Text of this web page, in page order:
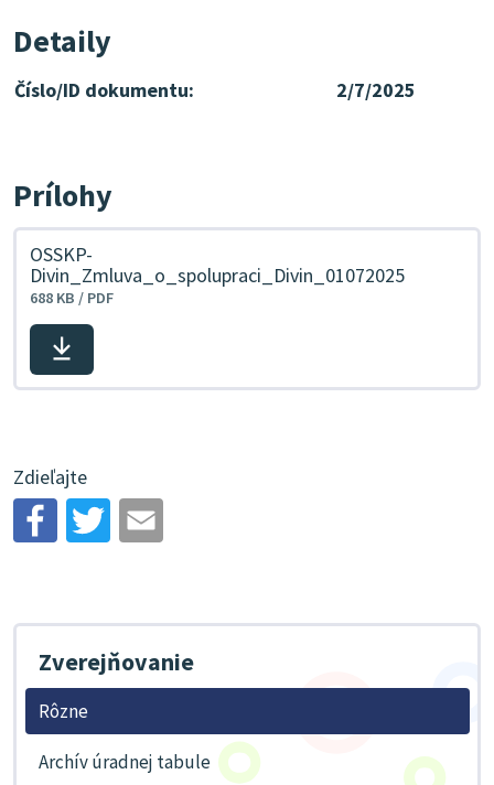
Detaily
Číslo/ID dokumentu: 2/7/2025
Prílohy
súbor
OSSKP-
Divin_Zmluva_o_spolupraci_Divin_01072025
688 KB / PDF
Zdieľajte
Zverejňovanie
Rôzne
Archív úradnej tabule